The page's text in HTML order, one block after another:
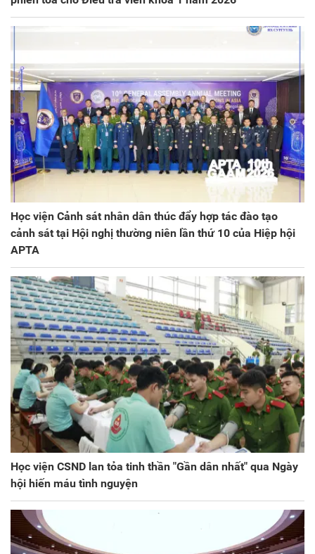
Học viện Cảnh sát nhân dân thúc đẩy hợp tác đào tạo
cảnh sát tại Hội nghị thường niên lần thứ 10 của Hiệp hội
APTA
Học viện CSND lan tỏa tinh thần "Gần dân nhất" qua Ngày
hội hiến máu tình nguyện